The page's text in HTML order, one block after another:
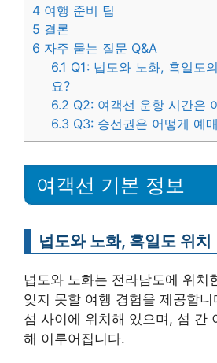
4 여행 준비 팁
5 결론
6 자주 묻는 질문 Q&A
6.1 Q1: 넙도와 노화, 흑일도
요?
6.2 Q2: 여객선 운항 시간은
6.3 Q3: 승선권은 어떻게 예
여객선 기본 정보
넙도와 노화, 흑일도 위치
넙도와 노화는 전라남도에 위치
잊지 못할 여행 경험을 제공합
섬 사이에 위치해 있으며, 섬 간
해 이루어집니다.